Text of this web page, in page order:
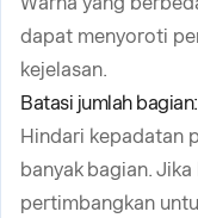
dapat menyoroti
kejelasan.
Batasi jumlah bagian:
Hindari kepadatan
banyak bagian.
pertimbangkan